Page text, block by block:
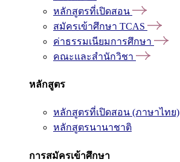
หลักสูตรที่เปิดสอน
สมัครเข้าศึกษา TCAS
ค่าธรรมเนียมการศึกษา
คณะและสำนักวิชา
หลักสูตร
หลักสูตรที่เปิดสอน (ภาษาไทย)
หลักสูตรนานาชาติ
การสมัครเข้าศึกษา